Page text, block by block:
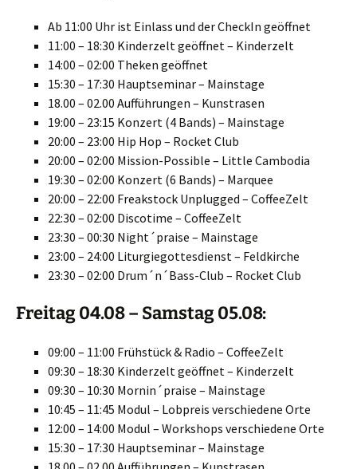
Ab 11:00 Uhr ist Einlass und der CheckIn geöffnet
11:00 – 18:30 Kinderzelt geöffnet – Kinderzelt
14:00 – 02:00 Theken geöffnet
15:30 – 17:30 Hauptseminar – Mainstage
18.00 – 02.00 Aufführungen – Kunstrasen
19:00 – 23:15 Konzert (4 Bands) – Mainstage
20:00 – 23:00 Hip Hop – Rocket Club
20:00 – 02:00 Mission-Possible – Little Cambodia
19:30 – 02:00 Konzert (6 Bands) – Marquee
20:00 – 22:00 Freakstock Unplugged – CoffeeZelt
22:30 – 02:00 Discotime – CoffeeZelt
23:30 – 00:30 Night´praise – Mainstage
23:00 – 24:00 Liturgiegottesdienst – Feldkirche
23:30 – 02:00 Drum´n´Bass-Club – Rocket Club
Freitag 04.08 – Samstag 05.08:
09:00 – 11:00 Frühstück & Radio – CoffeeZelt
09:30 – 18:30 Kinderzelt geöffnet – Kinderzelt
09:30 – 10:30 Mornin´praise – Mainstage
10:45 – 11:45 Modul – Lobpreis verschiedene Orte
12:00 – 14:00 Modul – Workshops verschiedene Orte
15:30 – 17:30 Hauptseminar – Mainstage